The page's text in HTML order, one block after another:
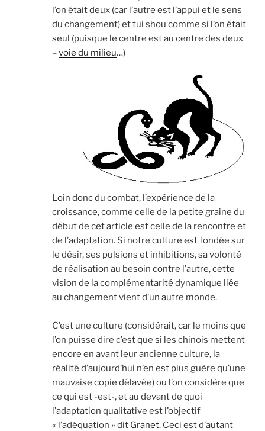
l’on était deux (car l’autre est l’appui et le sens
du changement) et tui shou comme si l’on était
seul (puisque le centre est au centre des deux
–voie du milieu…)
Loin donc du combat, l’expérience de la
croissance, comme celle de la petite graine du
début de cet article est celle de la rencontre et
de l’adaptation. Si notre culture est fondée sur
le désir, ses pulsions et inhibitions, sa volonté
de réalisation au besoin contre l’autre, cette
vision de la complémentarité dynamique liée
au changement vient d’un autre monde.
C’est une culture (considérait, car le moins que
l’on puisse dire c’est que si les chinois mettent
encore en avant leur ancienne culture, la
réalité d’aujourd’hui n’en est plus guère qu’une
mauvaise copie délavée) ou l’on considère que
ce qui est -est-, et au devant de quoi
l’adaptation qualitative est l’objectif
« l’adéquation » dit Granet. Ceci est d’autant